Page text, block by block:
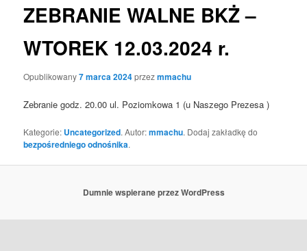
ZEBRANIE WALNE BKŻ –
WTOREK 12.03.2024 r.
Opublikowany7 marca 2024przezmmachu
Zebranie godz. 20.00 ul. Poziomkowa 1 (u Naszego Prezesa )
Kategorie: Uncategorized. Autor:mmachu. Dodaj zakładkę do
bezpośredniego odnośnika.
Dumnie wspierane przez WordPress